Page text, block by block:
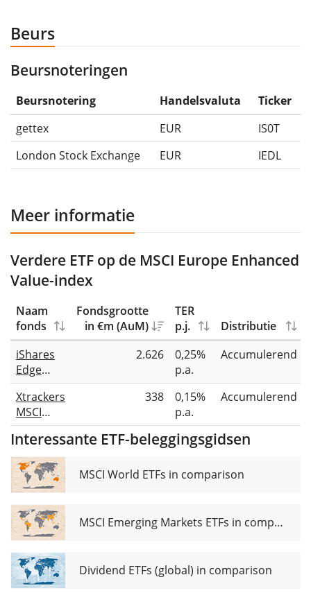
Beurs
Beursnoteringen
Beursnotering Handelsvaluta
Ticker
gettex
EUR
IS0T
London Stock Exchange
EUR IEDL
Meer informatie
Verdere ETF op de MSCI Europe Enhanced
Value-index
Naam
fonds
Fondsgrootte
in €m (AuM)
TER
p.j.
Distributie
iShares
Edge
MSCI
Europe
Value
Factor
UCITS
ETF
2.626
0,25%
p.a.
Accumulerend
Xtrackers
MSCI
Europe
Value
UCITS
ETF 1C
338
0,15%
p.a.
Accumulerend
Interessante ETF-beleggingsgidsen
MSCI World ETFs in comparison
MSCI Emerging Markets ETFs in comparison
Dividend ETFs (global) in comparison